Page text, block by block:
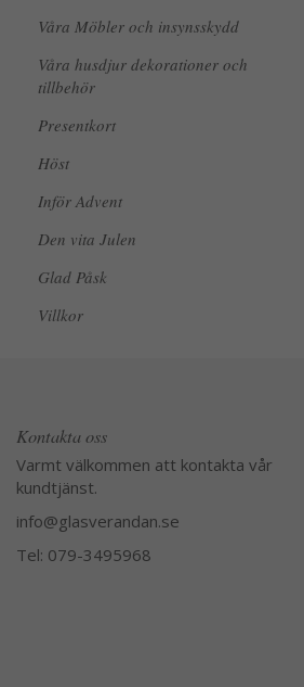
Våra Möbler och insynsskydd
Våra husdjur dekorationer och
tillbehör
Presentkort
Höst
Inför Advent
Den vita Julen
Glad Påsk
Villkor
Kontakta oss
Varmt välkommen att kontakta vår
kundtjänst.
info@glasverandan.se
Tel: 079-3495968